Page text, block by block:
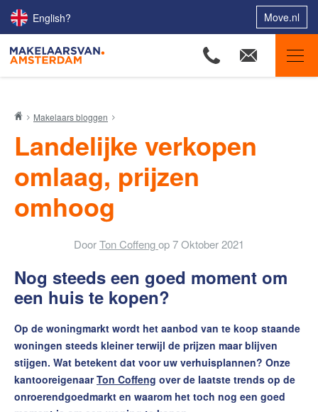
English? Move.nl
Ons aanbod
Woningzoekers
Onze makelaars
Onze expertises
Uw huis verhuren
Onze diensten
Contact
Word jij onze nieuwe makelaar?
Woning Waarde Adviesdagen
De waarde van uw woning
Makelaars bloggen
Landelijke verkopen
omlaag, prijzen
omhoog
DoorTon Coffengop7 Oktober 2021
Nog steeds een goed moment om
een ​​huis te kopen?
Op de woningmarkt wordt het aanbod van te koop staande
woningen steeds kleiner terwijl de prijzen maar blijven
stijgen. Wat betekent dat voor uw verhuisplannen? Onze
kantooreigenaarTon Coffeng over de laatste trends op de
onroerendgoedmarkt en waarom het toch nog een goed